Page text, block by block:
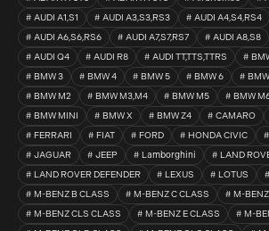
AUDI A1,S1
AUDI A3,S3,RS3 AUDI A4,S4,RS4
AUDI A6,S6,RS6
AUDI A7,S7,RS7 AUDI A8,S8
AUDI Q4
AUDI R8 AUDI TT,TTS,TTRS
BMW 3
BMW 4 BMW 5 BMW 6
BMW M2
BMW M3,M4 BMW M5 BMW
BMW MINI
BMW X BMW Z4 CAMARO
FERRARI
FIAT FORD HONDA CIVIC
JAGUAR
JEEP Lamborghini
LAND
LAND ROVER DEFENDER
LEXUS LOTUS
M-BENZ B CLASS
M-BENZ C CLASS
M-
M-BENZ CLS CLASS
M-BENZ E CLASS
M-